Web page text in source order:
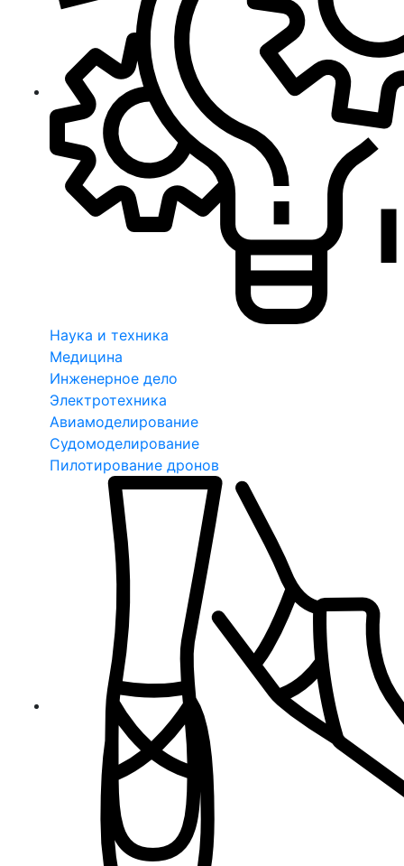
Наука и техника
Медицина
Инженерное дело
Электротехника
Авиамоделирование
Судомоделирование
Пилотирование дронов